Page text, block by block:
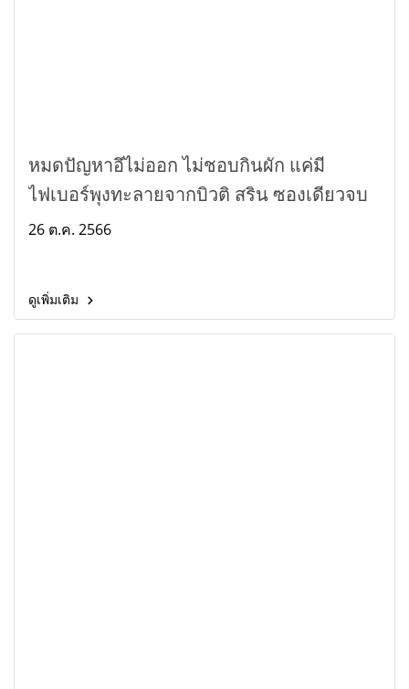
หมดปัญหาอึไม่ออก ไม่ชอบกินผัก แค่มี
ไฟเบอร์พุงทะลายจากบิวติ สริน ซองเดียวจบ
26 ต.ค. 2566
ดูเพิ่มเติม